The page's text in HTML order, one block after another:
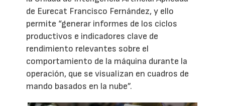
de Eurecat Francisco Fernández, y ello
permite “generar informes de los ciclos
productivos e indicadores clave de
rendimiento relevantes sobre el
comportamiento de la máquina durante la
operación, que se visualizan en cuadros de
mando basados en la nube”.